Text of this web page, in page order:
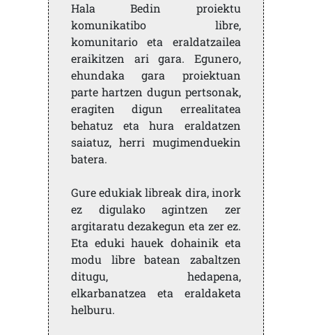
Hala Bedin proiektu
komunikatibo libre,
komunitario eta eraldatzailea
eraikitzen ari gara. Egunero,
ehundaka gara proiektuan
parte hartzen dugun pertsonak,
eragiten digun errealitatea
behatuz eta hura eraldatzen
saiatuz, herri mugimenduekin
batera.
Gure edukiak libreak dira, inork
ez digulako agintzen zer
argitaratu dezakegun eta zer ez.
Eta eduki hauek dohainik eta
modu libre batean zabaltzen
ditugu, hedapena,
elkarbanatzea eta eraldaketa
helburu.